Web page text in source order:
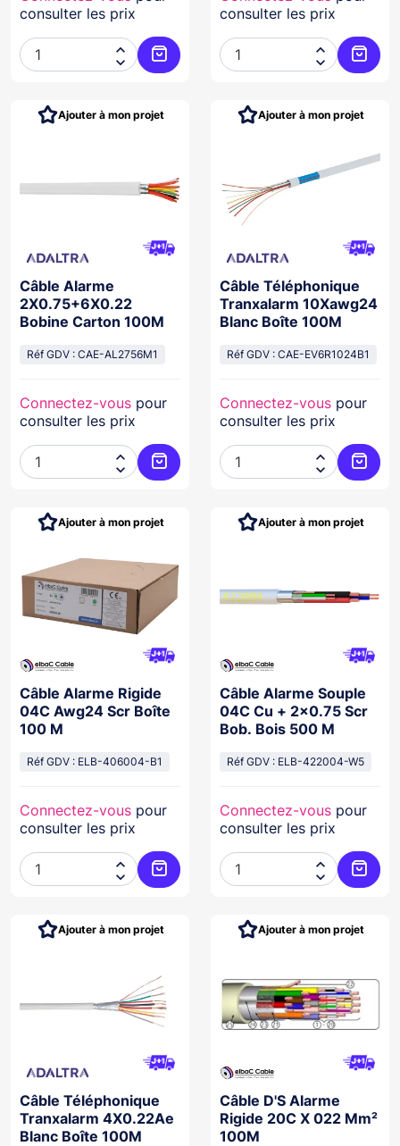
consulter les prix


Ajouter au panier
consulter les prix


Câble Alarme
2X0.75+6X0.22
Bobine Carton 100M
Réf GDV : CAE-AL2756M1
Connectez-vous pour
consulter les prix


Ajouter au panier
Ajouter à mon projet
Câble Téléphonique
Tranxalarm 10Xawg24
Blanc Boîte 100M
Réf GDV : CAE-EV6R1024B1
Connectez-vous pour
consulter les prix


Ajouter à mon projet
Câble Alarme Rigide
04C Awg24 Scr Boîte
100 M
Réf GDV : ELB-406004-B1
Connectez-vous pour
consulter les prix


Ajouter au panier
Ajouter à mon projet
Câble Alarme Souple
04C Cu + 2×0.75 Scr
Bob. Bois 500 M
Réf GDV : ELB-422004-W5
Connectez-vous pour
consulter les prix


Ajouter à mon projet
Câble Téléphonique
Tranxalarm 4X0.22Ae
Blanc Boîte 100M
Ajouter à mon projet
Câble D'S Alarme
Rigide 20C X 022 Mm²
100M
Ajouter à mon projet